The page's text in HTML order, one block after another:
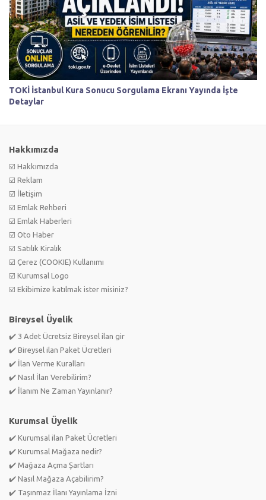
TOKİ İstanbul Kura Sonucu Sorgulama Ekranı Yayında İşte
Detaylar
Hakkımızda
☑️ Hakkımızda
☑️ Reklam
☑️ İletişim
☑️ Emlak Rehberi
☑️ Emlak Haberleri
☑️ Oto Haber
☑️ Satılık Kiralık
☑️ Çerez (COOKIE) Kullanımı
☑️ Kurumsal Logo
☑️ Ekibimize katılmak ister misiniz?
Bireysel Üyelik
✔️ 3 Adet Ücretsiz Bireysel ilan gir
✔️ Bireysel ilan Paket Ücretleri
✔️ İlan Verme Kuralları
✔️ Nasıl İlan Verebilirim?
✔️ İlanım Ne Zaman Yayınlanır?
Kurumsal Üyelik
✔️ Kurumsal ilan Paket Ücretleri
✔️ Kurumsal Mağaza nedir?
✔️ Mağaza Açma Şartları
✔️ Nasıl Mağaza Açabilirim?
✔️ Taşınmaz İlanı Yayınlama İzni